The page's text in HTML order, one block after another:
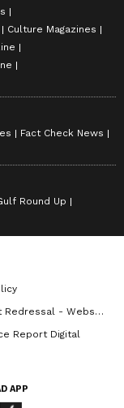
Culture Magazines
Fact Check News
Round Up
- Website
Report Digital
APP